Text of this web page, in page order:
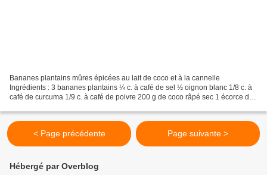
Bananes plantains mûres épicées au lait de coco et à la cannelle
Ingrédients : 3 bananes plantains ¼ c. à café de sel ½ oignon blanc 1/8 c. à
café de curcuma 1/9 c. à café de poivre 200 g de coco râpé sec 1 écorce de
< Page précédente Page suivante >
Hébergé par Overblog